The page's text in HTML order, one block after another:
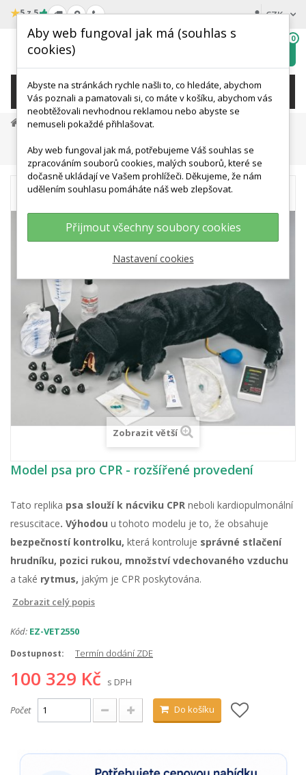
★5 z 5 CZK
wishlist
0
KATEGORIE
Veterinární Modely A Simulace
Model Psa Pro CPR - Rozšířené Provedení
Zobrazit větší
Model psa pro CPR - rozšířené provedení
Tato replika psa slouží k nácviku CPR neboli kardiopulmonální
resuscitace. Výhodou u tohoto modelu je to, že obsahuje
bezpečností kontrolku, která kontroluje správné stlačení
hrudníku, pozici rukou, množství vdechovaného vzduchu
a také rytmus, jakým je CPR poskytována.
Zobrazit celý popis
Kód: EZ-VET2550
Dostupnost: Termín dodání ZDE
100 329 Kč s DPH
Počet Do košíku
Aby web fungoval jak má (souhlas s
cookies)
Abyste na stránkách rychle našli to, co hledáte, abychom
Vás poznali a pamatovali si, co máte v košíku, abychom vás
neobtěžovali nevhodnou reklamou nebo abyste se
nemuseli pokaždé přihlašovat.
Aby web fungoval jak má, potřebujeme Váš souhlas se
zpracováním souborů cookies, malých souborů, které se
dočasně ukládají ve Vašem prohlížeči. Děkujeme, že nám
udělením souhlasu pomáháte náš web zlepšovat.
Přijmout všechny soubory cookies
Nastavení cookies